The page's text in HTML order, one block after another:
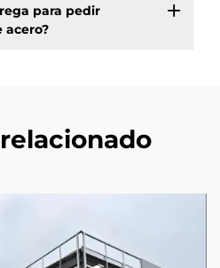
para pedir
acero?